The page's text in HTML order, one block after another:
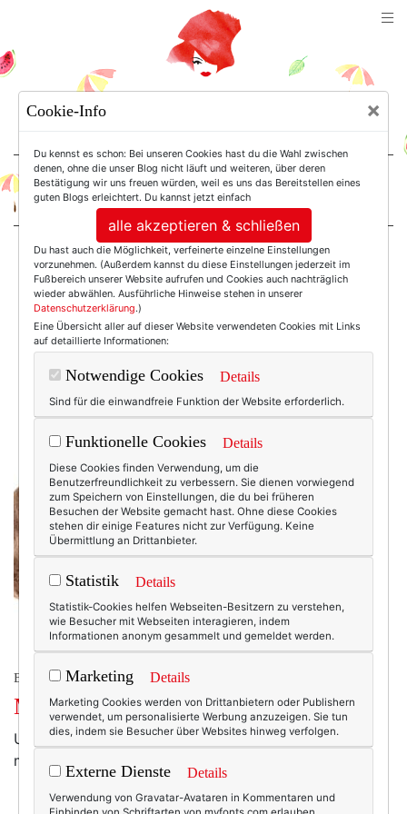
For Women. Not Girls.
Einträge mit dem
Tag: Fellkappe
BEAUTY & FASHION
Mein Opa hatte genau so eine!
Und jetzt gibt es die bei Barney's. In New York. Hätte
mir nicht damals jemand Bescheid sagen können? Ts.
Cookie-Info ×
Du kennst es schon: Bei unseren Cookies hast du die Wahl zwischen
denen, ohne die unser Blog nicht läuft und weiteren, über deren
Bestätigung wir uns freuen würden, weil es uns das Bereitstellen eines
guten Blogs erleichtert. Du kannst jetzt einfach
alle akzeptieren & schließen
Du hast auch die Möglichkeit, verfeinerte einzelne Einstellungen
vorzunehmen. (Außerdem kannst du diese Einstellungen jederzeit im
Fußbereich unserer Website aufrufen und Cookies auch nachträglich
wieder abwählen. Ausführliche Hinweise stehen in unserer
Datenschutzerklärung.)
Eine Übersicht aller auf dieser Website verwendeten Cookies mit Links
auf detaillierte Informationen:
Notwendige Cookies Details
Sind für die einwandfreie Funktion der Website erforderlich.
Funktionelle Cookies Details
Diese Cookies finden Verwendung, um die
Benutzerfreundlichkeit zu verbessern. Sie dienen vorwiegend
zum Speichern von Einstellungen, die du bei früheren
Besuchen der Website gemacht hast. Ohne diese Cookies
stehen dir einige Features nicht zur Verfügung. Keine
Übermittlung an Drittanbieter.
Statistik Details
Statistik-Cookies helfen Webseiten-Besitzern zu verstehen,
wie Besucher mit Webseiten interagieren, indem
Informationen anonym gesammelt und gemeldet werden.
Marketing Details
Marketing Cookies werden von Drittanbietern oder Publishern
verwendet, um personalisierte Werbung anzuzeigen. Sie tun
dies, indem sie Besucher über Websites hinweg verfolgen.
Externe Dienste Details
Verwendung von Gravatar-Avataren in Kommentaren und